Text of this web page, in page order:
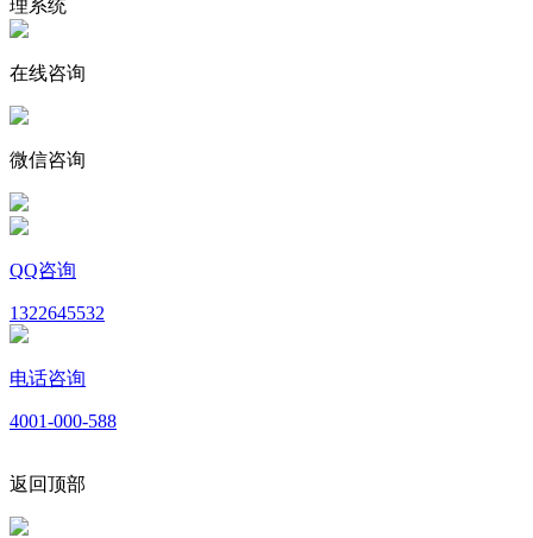
理系统
在线咨询
微信咨询
QQ咨询
1322645532
电话咨询
4001-000-588
返回顶部